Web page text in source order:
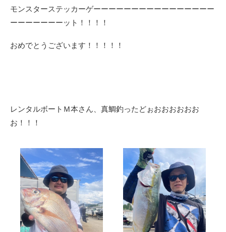
モンスターステッカーゲーーーーーーーーーーーーーーーー
ーーーーーーーット！！！！
おめでとうございます！！！！！
レンタルボートＭ本さん、真鯛釣ったどぉおおおおおお
お！！！